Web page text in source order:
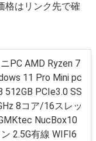
格はリンク先で確
PC AMD Ryzen 7
11 Pro Mini pc
512GB PCIe3.0 SS
8コア/16スレッ
NucBox10
2.5G有線 WIFI6